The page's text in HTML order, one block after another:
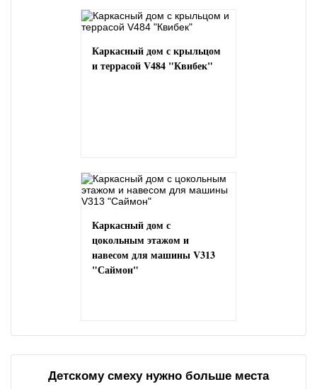
Каркасный дом с крыльцом
и террасой V484 "Квибек"
Каркасный дом с
цокольным этажом и
навесом для машины V313
"Саймон"
Детскому смеху нужно больше места